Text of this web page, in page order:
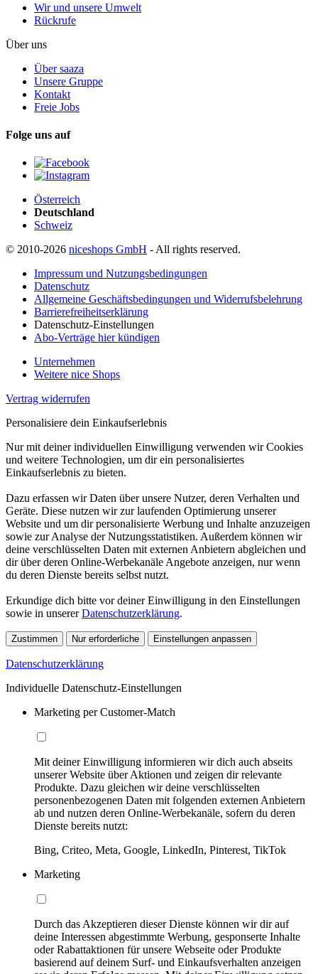
Wir und unsere Umwelt
Rückrufe
Über uns
Über saaza
Unsere Gruppe
Kontakt
Freie Jobs
Folge uns auf
Österreich
Deutschland
Schweiz
© 2010-2026 niceshops GmbH - All rights reserved.
Impressum und Nutzungsbedingungen
Datenschutz
Allgemeine Geschäftsbedingungen und Widerrufsbelehrung
Barrierefreiheitserklärung
Datenschutz-Einstellungen
Abo-Verträge hier kündigen
Unternehmen
Weitere nice Shops
Vertrag widerrufen
Personalisiere dein Einkaufserlebnis
Nur mit deiner individuellen Einwilligung verwenden wir Cookies
und weitere Technologien, um dir ein personalisiertes
Einkaufserlebnis zu bieten.
Dazu erfassen wir Daten über unsere Nutzer, deren Verhalten und
Geräte. Diese nutzen wir zur laufenden Optimierung unserer
Website und um dir personalisierte Werbung und Inhalte anzuzeigen
sowie zur Analyse der Nutzungsstatistiken. Außerdem können wir
deine verschlüsselten Daten mit externen Anbietern abgleichen und
dir über deren Online-Werbekanäle Angebote anzeigen, nur wenn
du deren Dienste bereits selbst nutzt.
Erkundige dich bitte vor deiner Einwilligung in den Einstellungen
sowie in unsererDatenschutzerklärung.
Zustimmen Nur erforderliche Einstellungen anpassen
Datenschutzerklärung
Individuelle Datenschutz-Einstellungen
Marketing per Customer-Match
Mit deiner Einwilligung informieren wir dich auch abseits
unserer Website über Aktionen und zeigen dir relevante
Produkte. Dazu gleichen wir deine verschlüsselten
personenbezogenen Daten mit folgenden externen Anbietern
ab und nutzen deren Online-Werbekanäle, sofern du deren
Dienste bereits nutzt:
Bing, Criteo, Meta, Google, LinkedIn, Pinterest, TikTok
Marketing
Durch das Akzeptieren dieser Dienste können wir dir auf
deine Interessen abgestimmte Werbung, gesponserte Inhalte
oder Rabattaktionen für unsere Webseite oder Produkte
basierend auf deinem Surf- und Einkaufsverhalten anzeigen